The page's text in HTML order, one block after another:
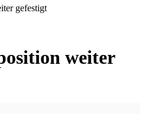
gefestigt
weiter